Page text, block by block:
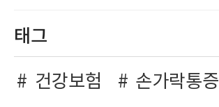
태그
건강보험
손가락통증